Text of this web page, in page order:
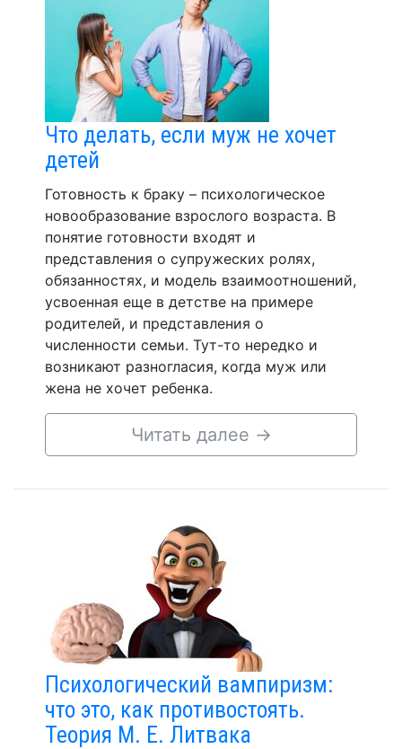
Что делать, если муж не хочет
детей
Готовность к браку – психологическое
новообразование взрослого возраста. В
понятие готовности входят и
представления о супружеских ролях,
обязанностях, и модель взаимоотношений,
усвоенная еще в детстве на примере
родителей, и представления о
численности семьи. Тут-то нередко и
возникают разногласия, когда муж или
жена не хочет ребенка.
Читать далее →
Психологический вампиризм:
что это, как противостоять.
Теория М. Е. Литвака